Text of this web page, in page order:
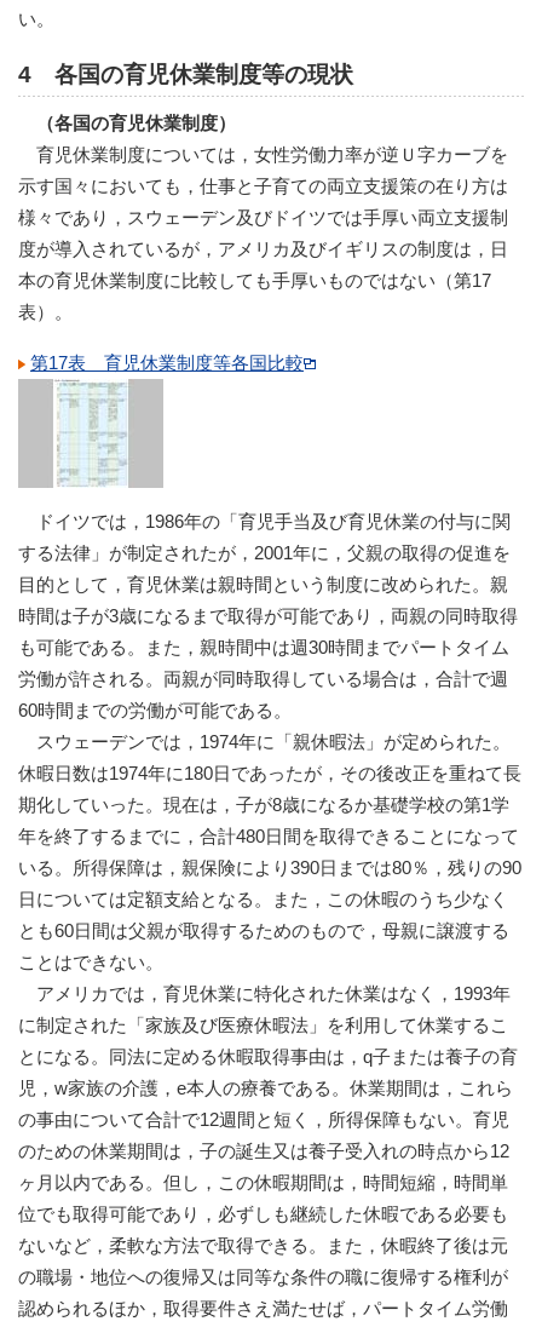
い。
4 各国の育児休業制度等の現状
（各国の育児休業制度）
育児休業制度については，女性労働力率が逆Ｕ字カーブを
示す国々においても，仕事と子育ての両立支援策の在り方は
様々であり，スウェーデン及びドイツでは手厚い両立支援制
度が導入されているが，アメリカ及びイギリスの制度は，日
本の育児休業制度に比較しても手厚いものではない（第17
表）。
第17表 育児休業制度等各国比較
ドイツでは，1986年の「育児手当及び育児休業の付与に関
する法律」が制定されたが，2001年に，父親の取得の促進を
目的として，育児休業は親時間という制度に改められた。親
時間は子が3歳になるまで取得が可能であり，両親の同時取得
も可能である。また，親時間中は週30時間までパートタイム
労働が許される。両親が同時取得している場合は，合計で週
60時間までの労働が可能である。
スウェーデンでは，1974年に「親休暇法」が定められた。
休暇日数は1974年に180日であったが，その後改正を重ねて長
期化していった。現在は，子が8歳になるか基礎学校の第1学
年を終了するまでに，合計480日間を取得できることになって
いる。所得保障は，親保険により390日までは80％，残りの90
日については定額支給となる。また，この休暇のうち少なく
とも60日間は父親が取得するためのもので，母親に譲渡する
ことはできない。
アメリカでは，育児休業に特化された休業はなく，1993年
に制定された「家族及び医療休暇法」を利用して休業するこ
とになる。同法に定める休暇取得事由は，q子または養子の育
児，w家族の介護，e本人の療養である。休業期間は，これら
の事由について合計で12週間と短く，所得保障もない。育児
のための休業期間は，子の誕生又は養子受入れの時点から12
ヶ月以内である。但し，この休暇期間は，時間短縮，時間単
位でも取得可能であり，必ずしも継続した休暇である必要も
ないなど，柔軟な方法で取得できる。また，休暇終了後は元
の職場・地位への復帰又は同等な条件の職に復帰する権利が
認められるほか，取得要件さえ満たせば，パートタイム労働